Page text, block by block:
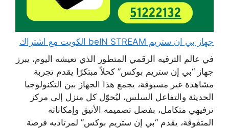
جهاز بي ان ستريم beIN STREAM الكويت مع اشتراك
في عالم الترفيه الرقمي المتطور الذي تعيشه اليوم، يبرز
جهاز “بي إن ستريم بوكس” كحلاً مبتكرًا يقدم تجربة
مشاهدة غير مسبوقة، يجمع هذا الجهاز بين التكنولوجيا
الحديثة والتفاعل السلس، ليُحوّل كل منزل إلى مركز
ترفيهي متكامل، بفضل تصميمه الأنيق وإمكاناته
المتفوقة، يقدم “بي إن ستريم بوكس” لمرتاديه فرصة